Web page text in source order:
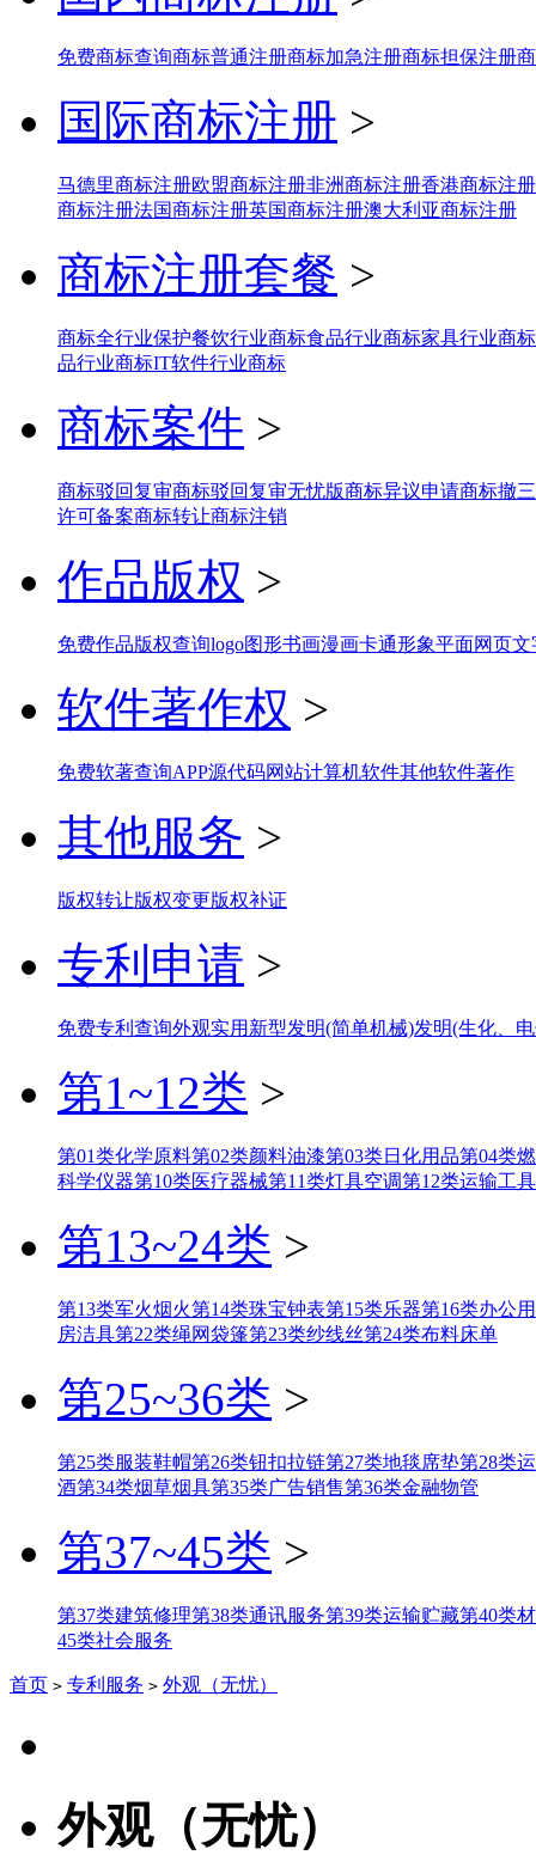
免费商标查询商标普通注册商标加急注册商标担保注册
国际商标注册 >
马德里商标注册欧盟商标注册非洲商标注册香港商标注册
商标注册法国商标注册英国商标注册澳大利亚商标注册
商标注册套餐 >
商标全行业保护餐饮行业商标食品行业商标家具行业商标
品行业商标IT软件行业商标
商标案件 >
商标驳回复审商标驳回复审无忧版商标异议申请商标撤
许可备案商标转让商标注销
作品版权 >
免费作品版权查询logo图形书画漫画卡通形象平面网页文
软件著作权 >
免费软著查询APP源代码网站计算机软件其他软件著作
其他服务 >
版权转让版权变更版权补证
专利申请 >
免费专利查询外观实用新型发明(简单机械)发明(生化、
第1~12类 >
第01类化学原料第02类颜料油漆第03类日化用品第04类
科学仪器第10类医疗器械第11类灯具空调第12类运输工具
第13~24类 >
第13类军火烟火第14类珠宝钟表第15类乐器第16类办公
房洁具第22类绳网袋篷第23类纱线丝第24类布料床单
第25~36类 >
第25类服装鞋帽第26类钮扣拉链第27类地毯席垫第28类
酒第34类烟草烟具第35类广告销售第36类金融物管
第37~45类 >
第37类建筑修理第38类通讯服务第39类运输贮藏第40类
45类社会服务
首页 > 专利服务 > 外观（无忧）
外观（无忧）